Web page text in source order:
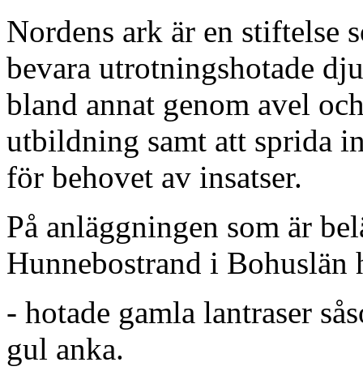
Nordens ark är en stiftelse
bevara utrotningshotade
bland annat genom avel
utbildning samt att sprida
för behovet av insatser.
På anläggningen som är
Hunnebostrand i
- hotade gamla lantraser
gul anka.